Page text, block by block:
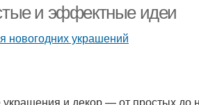
и эффектные идеи